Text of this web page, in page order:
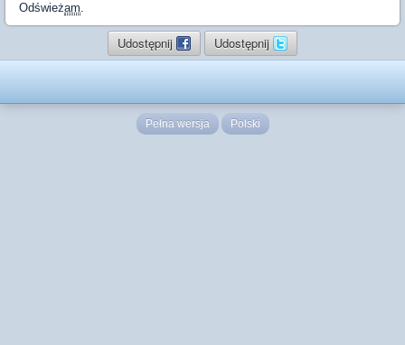
Odświeżam.
Udostępnij Udostępnij
Pełna wersja Polski